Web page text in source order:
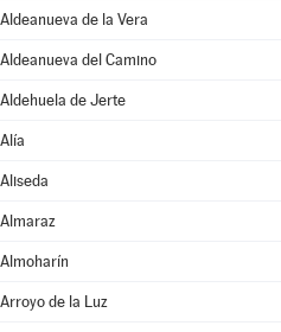
Aldeanueva de la Vera
Aldeanueva del Camino
Aldehuela de Jerte
Alía
Aliseda
Almaraz
Almoharín
Arroyo de la Luz